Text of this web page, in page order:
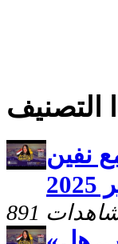
التصنيف
نفين
مشاهدات